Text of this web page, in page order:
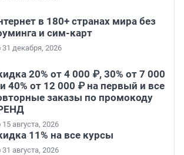
в 180+ странах мира без
и сим-карт
31 декабря, 2026
20% от 4 000 ₽, 30% от 7 000
40% от 12 000 ₽ на первый и все
заказы по промокоду
августа, 2026
11% на все курсы
августа, 2026